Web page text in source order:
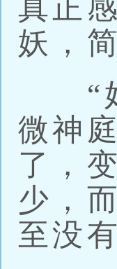
真正
妖，
“好
微神
了，
少，
至没